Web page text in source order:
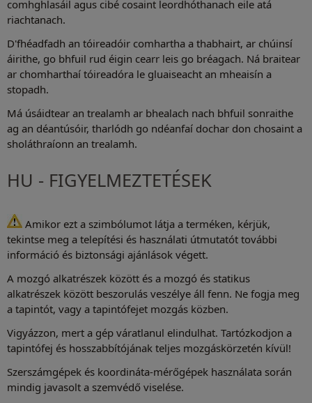
comhghlasáil agus cibé cosaint leordhóthanach eile atá
riachtanach.
D'fhéadfadh an tóireadóir comhartha a thabhairt, ar chúinsí
áirithe, go bhfuil rud éigin cearr leis go bréagach. Ná braitear
ar chomharthaí tóireadóra le gluaiseacht an mheaisín a
stopadh.
Má úsáidtear an trealamh ar bhealach nach bhfuil sonraithe
ag an déantúsóir, tharlódh go ndéanfaí dochar don chosaint a
sholáthraíonn an trealamh.
HU - FIGYELMEZTETÉSEK
Amikor ezt a szimbólumot látja a terméken, kérjük,
tekintse meg a telepítési és használati útmutatót további
információ és biztonsági ajánlások végett.
A mozgó alkatrészek között és a mozgó és statikus
alkatrészek között beszorulás veszélye áll fenn. Ne fogja meg
a tapintót, vagy a tapintófejet mozgás közben.
Vigyázzon, mert a gép váratlanul elindulhat. Tartózkodjon a
tapintófej és hosszabbítójának teljes mozgáskörzetén kívül!
Szerszámgépek és koordináta-mérőgépek használata során
mindig javasolt a szemvédő viselése.